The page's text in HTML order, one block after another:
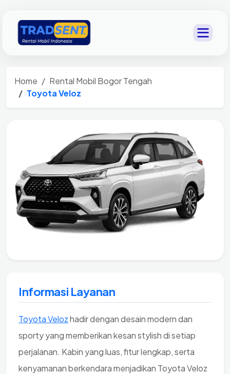
Home
Rental Mobil Bogor Tengah
Toyota Veloz
Informasi Layanan
Toyota Velozhadir dengan desain modern dan
sporty yang memberikan kesan stylish di setiap
perjalanan. Kabin yang luas, fitur lengkap, serta
kenyamanan berkendara menjadikan Toyota Veloz